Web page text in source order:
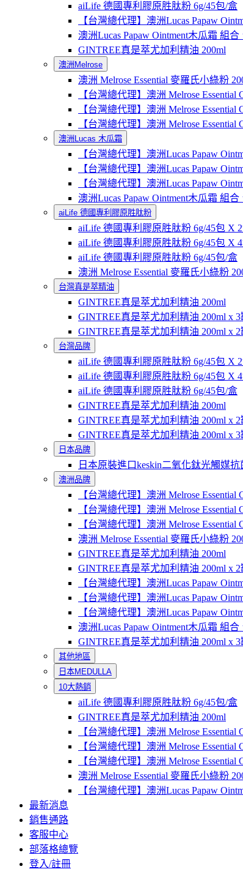
aiLife 德國專利膠原胜肽粉 6g/45包/盒
【台灣總代理】澳洲Lucas Papaw
澳洲Lucas Papaw Ointment木瓜霜 組
GINTREE真是萃尤加利精油 200ml
澳洲Melrose
澳洲 Melrose Essential 麥羅氏小綠粉
【台灣總代理】澳洲 Melrose
【台灣總代理】澳洲 Melrose
【台灣總代理】澳洲 Melrose
澳洲Lucas 木瓜霜
【台灣總代理】澳洲Lucas Papaw
【台灣總代理】澳洲Lucas Papaw
【台灣總代理】澳洲Lucas Papaw
澳洲Lucas Papaw Ointment木瓜霜 組
aiLife 德國專利膠原胜肽粉
aiLife 德國專利膠原胜肽粉 6g/45包 X
aiLife 德國專利膠原胜肽粉 6g/45包 X
aiLife 德國專利膠原胜肽粉 6g/45包/盒
澳洲 Melrose Essential 麥羅氏小綠粉
台灣真是萃精油
GINTREE真是萃尤加利精油 200ml
GINTREE真是萃尤加利精油 200ml x 3
GINTREE真是萃尤加利精油 200ml x 2
台灣品牌
aiLife 德國專利膠原胜肽粉 6g/45包 X
aiLife 德國專利膠原胜肽粉 6g/45包 X
aiLife 德國專利膠原胜肽粉 6g/45包/盒
GINTREE真是萃尤加利精油 200ml
GINTREE真是萃尤加利精油 200ml x 2
GINTREE真是萃尤加利精油 200ml x 3
日本品牌
日本原裝進口keskin二氧化鈦光觸媒抗
澳洲品牌
【台灣總代理】澳洲 Melrose
【台灣總代理】澳洲 Melrose
【台灣總代理】澳洲 Melrose
澳洲 Melrose Essential 麥羅氏小綠粉
GINTREE真是萃尤加利精油 200ml
GINTREE真是萃尤加利精油 200ml x 2
【台灣總代理】澳洲Lucas Papaw
【台灣總代理】澳洲Lucas Papaw
【台灣總代理】澳洲Lucas Papaw
澳洲Lucas Papaw Ointment木瓜霜 組
GINTREE真是萃尤加利精油 200ml x 3
其他地區
日本MEDULLA
10大熱銷
aiLife 德國專利膠原胜肽粉 6g/45包/盒
GINTREE真是萃尤加利精油 200ml
【台灣總代理】澳洲 Melrose
【台灣總代理】澳洲 Melrose
【台灣總代理】澳洲 Melrose
澳洲 Melrose Essential 麥羅氏小綠粉
【台灣總代理】澳洲Lucas Papaw
最新消息
銷售通路
客服中心
部落格總覽
登入/註冊